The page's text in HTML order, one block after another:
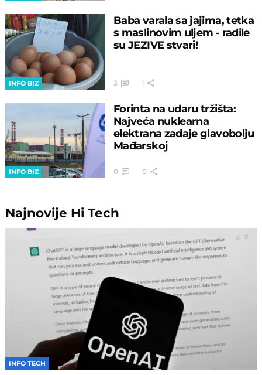
INFO BIZ
Baba varala sa jajima, tetka
s maslinovim uljem - radile
su JEZIVE stvari!
3 1
INFO BIZ
Forinta na udaru tržišta:
Najveća nuklearna
elektrana zadaje glavobolju
Mađarskoj
0 0
Najnovije Hi Tech
INFO TECH